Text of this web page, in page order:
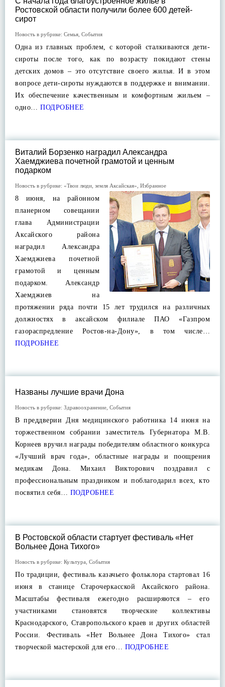
Ростовской области получили более 600 детей-
сирот
Новость в рубрике: Семья События
Одна из главных проблем, с которой сталкиваются дети-
сироты после того, как по возрасту покидают стены
детских домов – это отсутствие своего жилья. И в этом
вопросе дети-сироты нуждаются в поддержке и внимании.
Их обеспечение качественным и комфортным жильем –
одно… ПОДРОБНЕЕ
Виталий Борзенко наградил Александра
Хаемджиева почетной грамотой и ценным
подарком
Новость в рубрике: «Твои люди, земля Аксайская» Избранное
8 июня, на районном
планерном совещании
глава Администрации
Аксайского района
наградил Александра
Хаемджиева почетной
грамотой и ценным
подарком. Александр
Хаемджиев на
протяжении ряда почти 15 лет трудился на различных
должностях в аксайском филиале ПАО «Газпром
газораспредление Ростов-на-Дону», в том числе…
ПОДРОБНЕЕ
Названы лучшие врачи Дона
Новость в рубрике: Здравоохранение События
В преддверии Дня медицинского работника 14 июня на
торжественном собрании заместитель Губернатора М.В.
Корнеев вручил награды победителям областного конкурса
«Лучший врач года», областные награды и поощрения
медикам Дона. Михаил Викторович поздравил с
профессиональным праздником и поблагодарил всех, кто
посвятил себя… ПОДРОБНЕЕ
В Ростовской области стартует фестиваль «Нет
Вольнее Дона Тихого»
Новость в рубрике: Культура События
По традиции, фестиваль казачьего фольклора стартовал 16
июня в станице Старочеркасской Аксайского района.
Масштабы фестиваля ежегодно расширяются – его
участниками становятся творческие коллективы
Краснодарского, Ставропольского краев и других областей
России. Фестиваль «Нет Вольнее Дона Тихого» стал
творческой мастерской для его… ПОДРОБНЕЕ